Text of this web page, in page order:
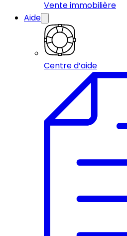
Vente immobilière
Aide
Centre d’aide